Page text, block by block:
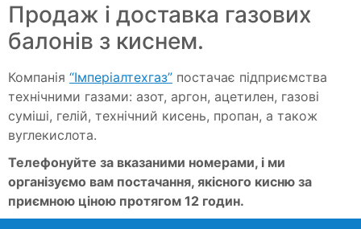
Продаж і доставка газових
балонів з киснем.
Компанія “Імперіалтехгаз” постачає підприємства
технічними газами: азот, аргон, ацетилен, газові
суміші, гелій, технічний кисень, пропан, а також
вуглекислота.
Телефонуйте за вказаними номерами, і ми
організуємо вам постачання, якісного кисню за
приємною ціною протягом 12 годин.